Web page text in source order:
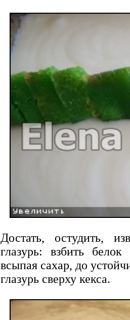
Достать, остудить,
глазурь: взбить
всыпая сахар, до
глазурь сверху кекса.